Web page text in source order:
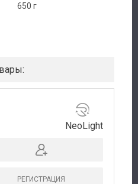
650 г
NeoLight
РЕГИСТРАЦИЯ